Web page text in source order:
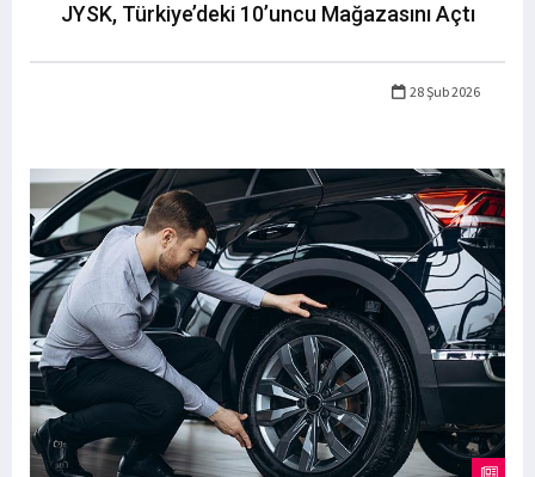
JYSK, Türkiye’deki 10’uncu Mağazasını Açtı
28 Şub 2026